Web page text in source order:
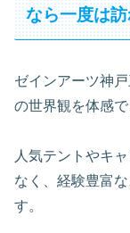
なら一度は
ゼインアーツ神
の世界観を体感で
人気テントやキ
なく、経験豊富
す。